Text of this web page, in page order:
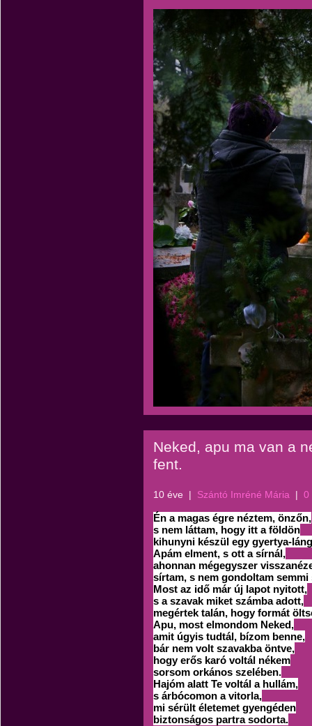
Neked, apu ma van a
fent.
10 éve | Szántó Imréné Mária | 0
Én a magas égre néztem, önzőn,
s nem láttam, hogy itt a földön
kihunyni készül egy gyertya-
Apám elment, s ott a sírnál,
ahonnan mégegyszer
sírtam, s nem gondoltam semmi
Most az idő már új lapot nyitott,
s a szavak miket számba adott,
megértek talán, hogy formát
Apu, most elmondom Neked,
amit úgyis tudtál, bízom benne,
bár nem volt szavakba öntve,
hogy erős karó voltál nékem
sorsom orkános szelében.
Hajóm alatt Te voltál a hullám,
s árbócomon a vitorla,
mi sérült életemet gyengéden
biztonságos partra sodorta.